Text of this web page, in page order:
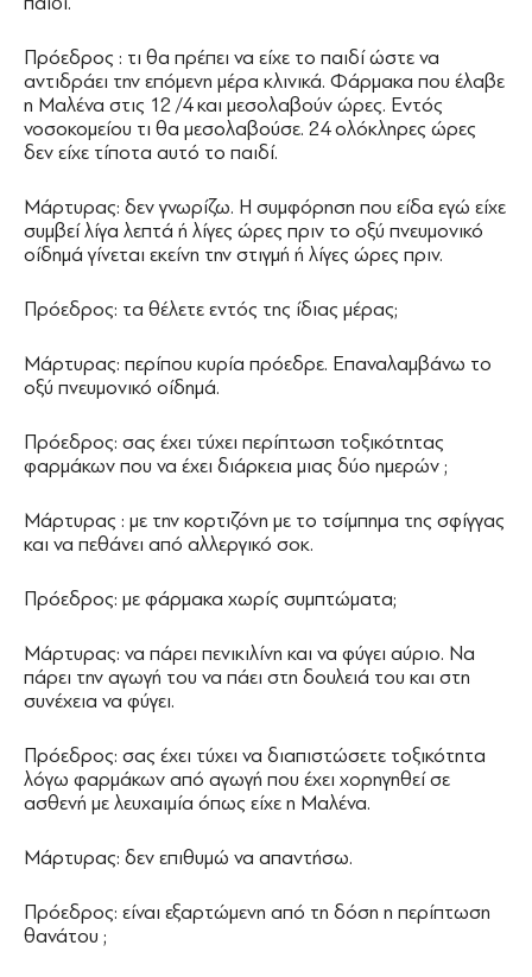
Πρόεδρος : τι θα πρέπει να είχε το παιδί ώστε να
αντιδράει την επόμενη μέρα κλινικά. Φάρμακα που έλαβε
η Μαλένα στις 12 /4 και μεσολαβούν ώρες. Εντός
νοσοκομείου τι θα μεσολαβούσε. 24 ολόκληρες ώρες
δεν είχε τίποτα αυτό το παιδί.
Μάρτυρας: δεν γνωρίζω. Η συμφόρηση που είδα εγώ είχε
συμβεί λίγα λεπτά ή λίγες ώρες πριν το οξύ πνευμονικό
οίδημά γίνεται εκείνη την στιγμή ή λίγες ώρες πριν.
Πρόεδρος: τα θέλετε εντός της ίδιας μέρας;
Μάρτυρας: περίπου κυρία πρόεδρε. Επαναλαμβάνω το
οξύ πνευμονικό οίδημά.
Πρόεδρος: σας έχει τύχει περίπτωση τοξικότητας
φαρμάκων που να έχει διάρκεια μιας δύο ημερών ;
Μάρτυρας : με την κορτιζόνη με το τσίμπημα της σφίγγας
και να πεθάνει από αλλεργικό σοκ.
Πρόεδρος: με φάρμακα χωρίς συμπτώματα;
Μάρτυρας: να πάρει πενικιλίνη και να φύγει αύριο. Να
πάρει την αγωγή του να πάει στη δουλειά του και στη
συνέχεια να φύγει.
Πρόεδρος: σας έχει τύχει να διαπιστώσετε τοξικότητα
λόγω φαρμάκων από αγωγή που έχει χορηγηθεί σε
ασθενή με λευχαιμία όπως είχε η Μαλένα.
Μάρτυρας: δεν επιθυμώ να απαντήσω.
Πρόεδρος: είναι εξαρτώμενη από τη δόση η περίπτωση
θανάτου ;